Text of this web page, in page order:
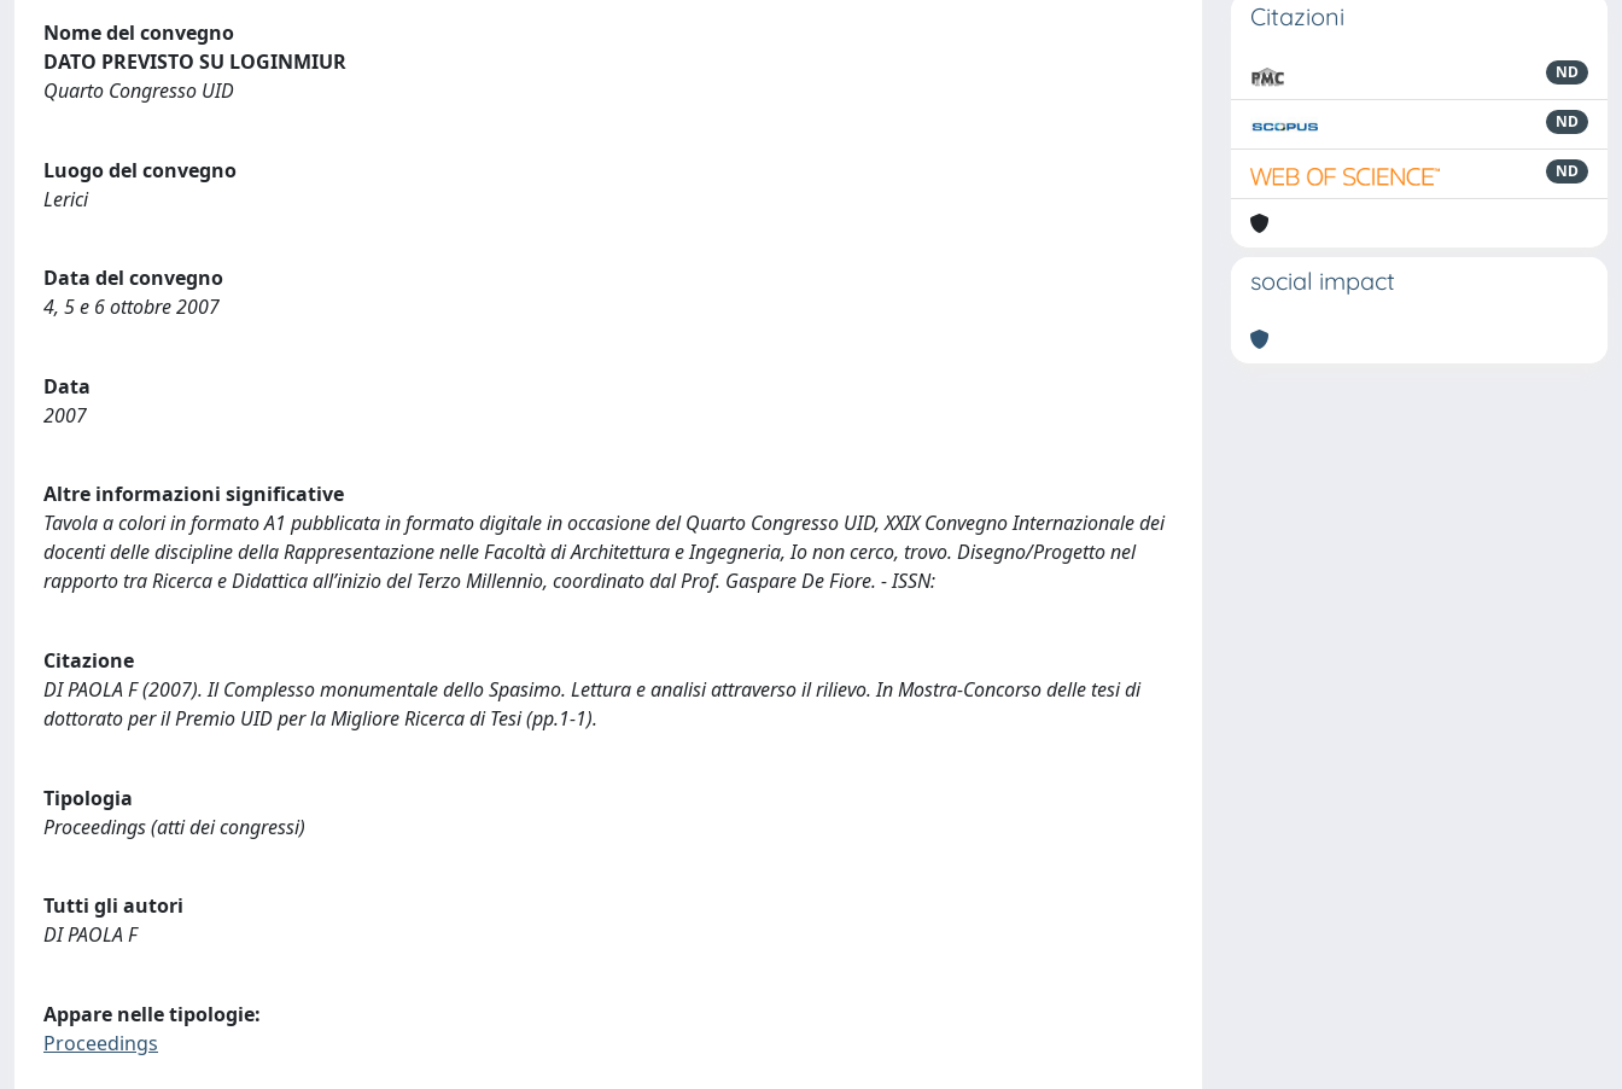
Nome del convegno
DATO PREVISTO SU LOGINMIUR
Quarto Congresso UID
Luogo del convegno
Lerici
Data del convegno
4, 5 e 6 ottobre 2007
Data
2007
Altre informazioni significative
Tavola a colori in formato A1 pubblicata in formato digitale in occasione del Quarto Congresso UID, XXIX Convegno Internazionale dei
docenti delle discipline della Rappresentazione nelle Facoltà di Architettura e Ingegneria, Io non cerco, trovo. Disegno/Progetto nel
rapporto tra Ricerca e Didattica all’inizio del Terzo Millennio, coordinato dal Prof. Gaspare De Fiore. - ISSN:
Citazione
DI PAOLA F (2007). Il Complesso monumentale dello Spasimo. Lettura e analisi attraverso il rilievo. In Mostra-Concorso delle tesi di
dottorato per il Premio UID per la Migliore Ricerca di Tesi (pp.1-1).
Tipologia
Proceedings (atti dei congressi)
Tutti gli autori
DI PAOLA F
Appare nelle tipologie:
Proceedings
Citazioni
ND
ND
ND
social impact